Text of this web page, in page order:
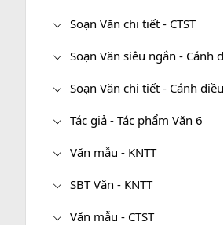
Soạn Văn chi tiết - CTST
Soạn Văn chi tiết - Cánh diều
Tác giả - Tác phẩm Văn 6
Văn mẫu - KNTT
SBT Văn - KNTT
Văn mẫu - CTST